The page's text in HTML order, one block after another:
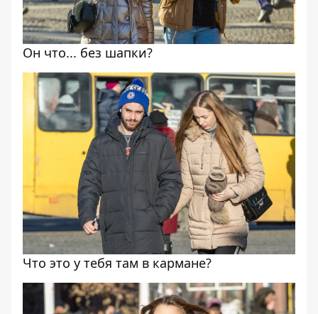
Он что... без шапки?
Что это у тебя там в кармане?